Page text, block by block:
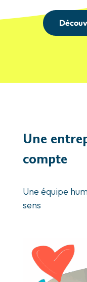
Une
compte
Une équipe
sens